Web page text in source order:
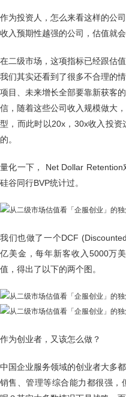
作为投资人，怎么来看这样的公
收入预期性越强的公司，估值就会
在二级市场，这项指标已经跟估
我们其实还看到了很多不合理的
项目、未来增长全部要靠新获客
信，随着这些公司收入规模做大
型，而此时以20x，30x收入投
的。
量化一下， Net Dollar
硅谷同行BVP统计过。
我们也做了一个DCF
亿美金，每年新客收入5000万
值，得出了以下的两个图。
作为创业者，又该怎么做？
中国企业服务领域的创业者大多
销售、管理等综合能力都很强，